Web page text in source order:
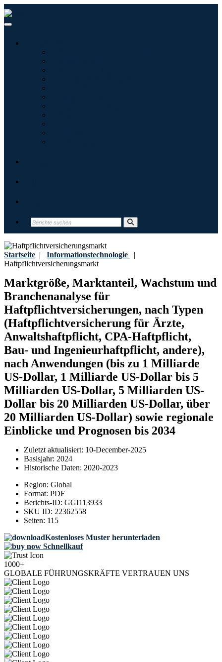
Startseite | Informationstechnologie
|
Haftpflichtversicherungsmarkt
Marktgröße, Marktanteil, Wachstum und
Branchenanalyse für
Haftpflichtversicherungen, nach Typen
(Haftpflichtversicherung für Ärzte,
Anwaltshaftpflicht, CPA-Haftpflicht,
Bau- und Ingenieurhaftpflicht, andere),
nach Anwendungen (bis zu 1 Milliarde
US-Dollar, 1 Milliarde US-Dollar bis 5
Milliarden US-Dollar, 5 Milliarden US-
Dollar bis 20 Milliarden US-Dollar, über
20 Milliarden US-Dollar) sowie regionale
Einblicke und Prognosen bis 2034
Zuletzt aktualisiert: 10-December-2025
Basisjahr: 2024
Historische Daten: 2020-2023
Region: Global
Format: PDF
Berichts-ID: GGI113933
SKU ID: 22362558
Seiten: 115
Kostenloses Muster herunterladen
Schnellkauf
1000+
GLOBALE FÜHRUNGSKRÄFTE VERTRAUEN UNS